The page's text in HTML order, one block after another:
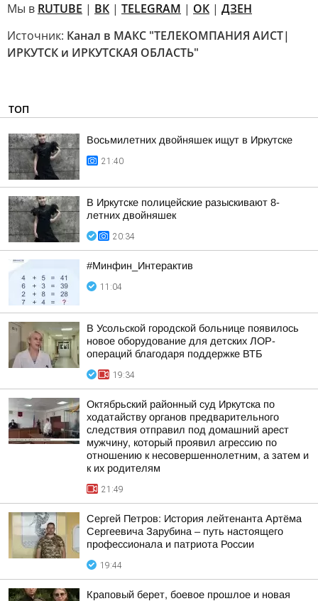
Мы в RUTUBE | ВК | TELEGRAM | ОК | ДЗЕН
Источник: Канал в МАКС "ТЕЛЕКОМПАНИЯ АИСТ|
ИРКУТСК и ИРКУТСКАЯ ОБЛАСТЬ"
ТОП
Восьмилетних двойняшек ищут в Иркутске
21:40
В Иркутске полицейские разыскивают 8-
летних двойняшек
20:34
#Минфин_Интерактив
11:04
В Усольской городской больнице появилось
новое оборудование для детских ЛОР-
операций благодаря поддержке ВТБ
19:34
Октябрьский районный суд Иркутска по
ходатайству органов предварительного
следствия отправил под домашний арест
мужчину, который проявил агрессию по
отношению к несовершеннолетним, а затем и
к их родителям
21:49
Сергей Петров: История лейтенанта Артёма
Сергеевича Зарубина – путь настоящего
профессионала и патриота России
19:44
Краповый берет, боевое прошлое и новая